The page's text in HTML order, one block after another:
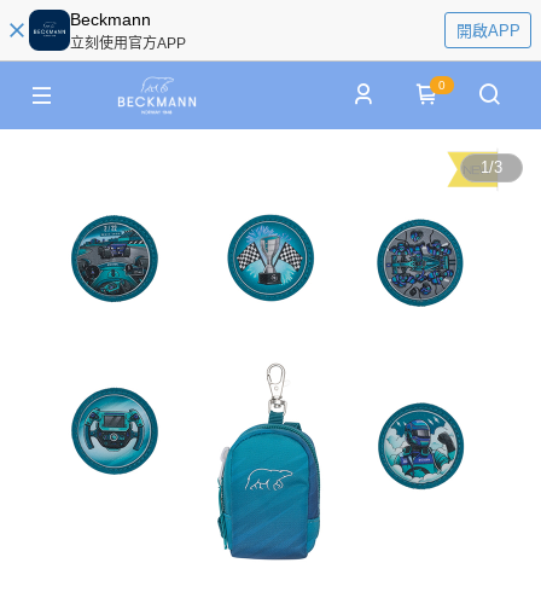
Beckmann
立刻使用官方APP
開啟APP
0
1/3